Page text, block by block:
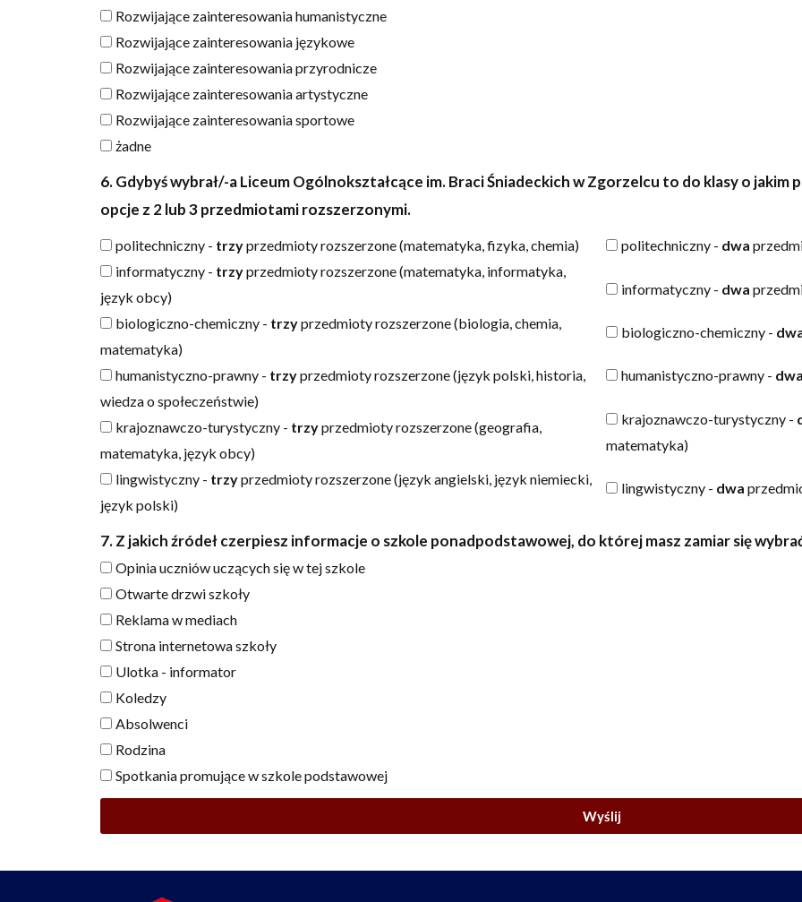
Rozwijające zainteresowania humanistyczne
Rozwijające zainteresowania językowe
Rozwijające zainteresowania przyrodnicze
Rozwijające zainteresowania artystyczne
Rozwijające zainteresowania sportowe
żadne
6. Gdybyś wybrał/-a Liceum Ogólnokształcące im. Braci Śniadeckich w Zgorzelcu to do klasy o jakim
opcje z 2 lub 3 przedmiotami rozszerzonymi.
politechniczny - trzyprzedmioty rozszerzone (matematyka, fizyka, chemia)
informatyczny - trzyprzedmioty rozszerzone (matematyka, informatyka,
język obcy)
biologiczno-chemiczny - trzyprzedmioty rozszerzone (biologia, chemia,
matematyka)
humanistyczno-prawny - trzyprzedmioty rozszerzone (język polski, historia,
wiedza o społeczeństwie)
krajoznawczo-turystyczny - trzyprzedmioty rozszerzone (geografia,
matematyka, język obcy)
lingwistyczny - trzyprzedmioty rozszerzone (język angielski, język niemiecki,
język polski)
politechniczny - dwa
informatyczny - dwa
biologiczno-chemiczny -
humanistyczno-prawny -
krajoznawczo-turystyczny -
matematyka)
lingwistyczny - dwa
7. Z jakich źródeł czerpiesz informacje o szkole ponadpodstawowej, do której masz zamiar się
Opinia uczniów uczących się w tej szkole
Otwarte drzwi szkoły
Reklama w mediach
Strona internetowa szkoły
Ulotka - informator
Koledzy
Absolwenci
Rodzina
Spotkania promujące w szkole podstawowej
Wyślij